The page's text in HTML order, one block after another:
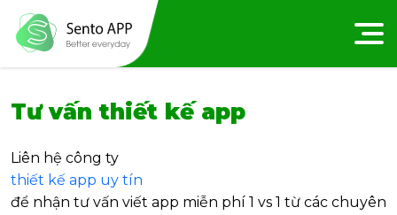
Tư vấn thiết kế app
Liên hệ công ty
thiết kế app uy tín
để nhận tư vấn viết app miễn phí 1 vs 1 từ các chuyên